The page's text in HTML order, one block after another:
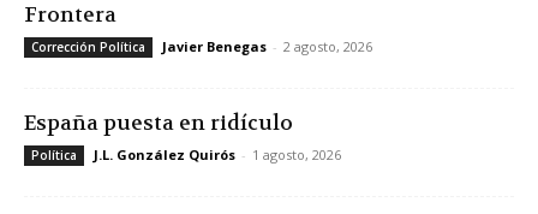
Frontera
Corrección Política Javier Benegas - 2 agosto, 2026
España puesta en ridículo
Política J.L. González Quirós - 1 agosto, 2026